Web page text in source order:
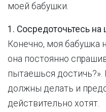
моей бабушки.
1. Сосредоточьтесь на
Конечно, моя бабушка
она постоянно
пытаешься
должны делать и
действительно хотят.